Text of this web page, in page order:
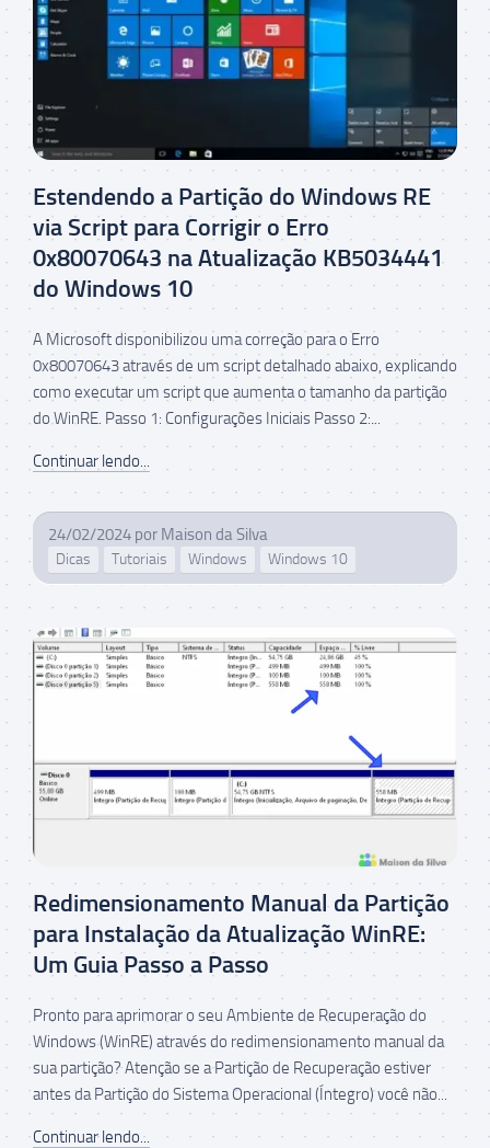
Estendendo a Partição do Windows RE
via Script para Corrigir o Erro
0x80070643 na Atualização KB5034441
do Windows 10
A Microsoft disponibilizou uma correção para o Erro
0x80070643 através de um script detalhado abaixo, explicando
como executar um script que aumenta o tamanho da partição
do WinRE. Passo 1: Configurações Iniciais Passo 2:...
Continuar lendo...
24/02/2024 por Maison da Silva
Dicas Tutoriais Windows Windows 10
Redimensionamento Manual da Partição
para Instalação da Atualização WinRE:
Um Guia Passo a Passo
Pronto para aprimorar o seu Ambiente de Recuperação do
Windows (WinRE) através do redimensionamento manual da
sua partição? Atenção se a Partição de Recuperação estiver
antes da Partição do Sistema Operacional (Íntegro) você não...
Continuar lendo...